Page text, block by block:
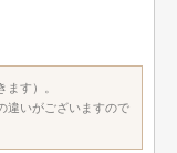
す）。
違いがございますので